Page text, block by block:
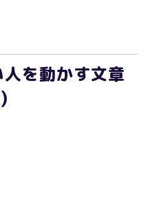
を動かす文章